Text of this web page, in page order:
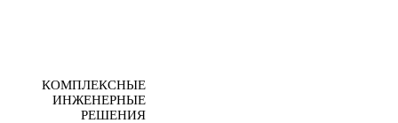
КОМПЛЕКСНЫЕ
ИНЖЕНЕРНЫЕ
РЕШЕНИЯ